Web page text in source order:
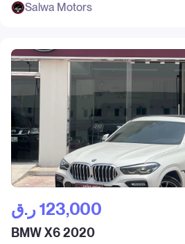
Salwa Motors
ر.ق‎ 123,000
BMW X6 2020